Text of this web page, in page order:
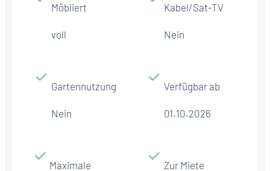
Möbliert
voll
Kabel/Sat-TV
Nein
Gartennutzung
Nein
Verfügbar ab
01.10.2026
Maximale Zur Miete